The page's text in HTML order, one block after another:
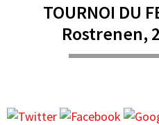
TOURNOI DU
Rostrenen,